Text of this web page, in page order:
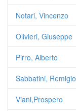
Notari, Vincenzo
Olivieri, Giuseppe
Pirro, Alberto
Sabbatini, Remigio
Viani,Prospero